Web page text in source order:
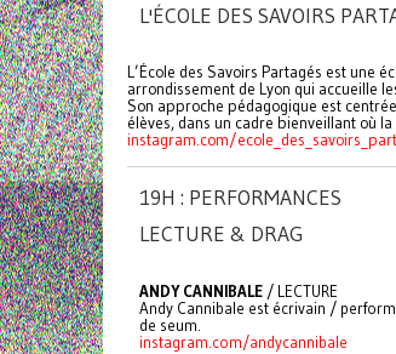
L'ÉCOLE DES SAVOIRS
L’École des Savoirs Partagés est une
arrondissement de Lyon qui accueille
Son approche pédagogique est
élèves, dans un cadre bienveillant où
instagram.com/
19H : PERFORMANCES
LECTURE & DRAG
ANDY CANNIBALE / LECTURE
Andy Cannibale est écrivain /
de seum.
instagram.com/andycannibale